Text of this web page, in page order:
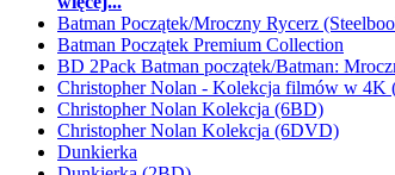
Batman Początek/Mroczny Rycerz
Batman Początek Premium Collection
BD 2Pack Batman początek/Batman:
Christopher Nolan - Kolekcja filmów w
Christopher Nolan Kolekcja (6BD)
Christopher Nolan Kolekcja (6DVD)
Dunkierka